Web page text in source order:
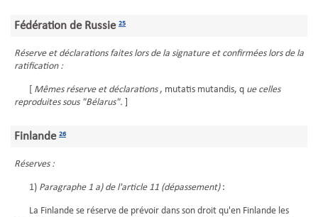
Fédération de Russie 25
Réserve et déclarations faites lors de la signature et confirmées lors de la
ratification :
Mêmes réserve et déclarations, mutatis mutandis, q ue celles
reproduites sous "Bélarus".
Finlande 26
Réserves :
1) Paragraphe 1 a) de l'article 11 (dépassement) :
La Finlande se réserve de prévoir dans son droit qu'en Finlande les